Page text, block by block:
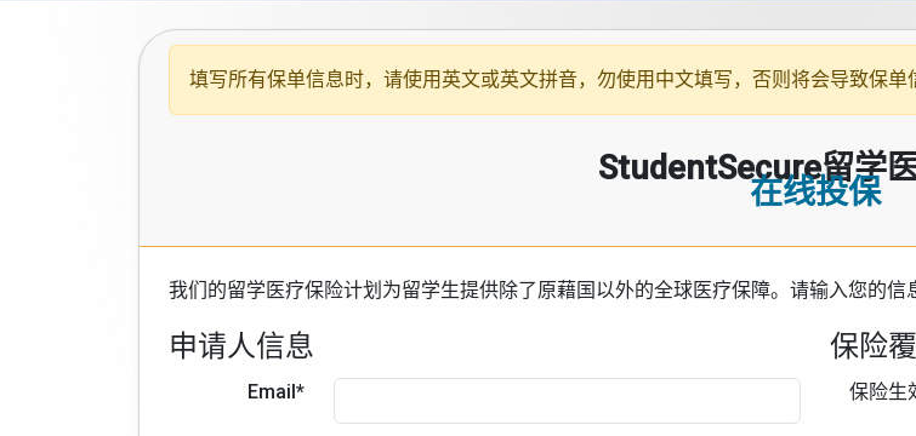
填写所有保单信息时，请使用 英文或英文拼音，勿使用中文填写，否则将会导致保单
StudentSecure留学医
在线投保
我们的留学医疗保险计划 为留学生提供除了原藉国以外的全球医疗保障。请输入您的信
申请人信息
Email*
保险
保险生